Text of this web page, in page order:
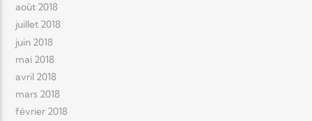
août 2018
juillet 2018
juin 2018
mai 2018
avril 2018
mars 2018
février 2018